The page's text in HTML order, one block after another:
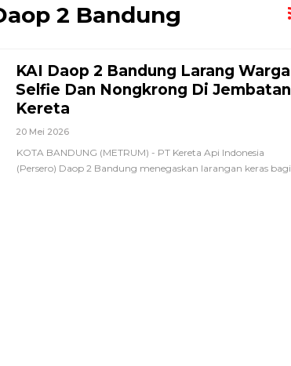
2 Bandung
KAI Daop 2 Bandung Larang Warga
Selfie Dan Nongkrong Di Jembatan
Kereta
20 Mei 2026
KOTA BANDUNG (METRUM) - PT Kereta Api Indonesia
(Persero) Daop 2 Bandung menegaskan larangan keras bagi
REPORTASE